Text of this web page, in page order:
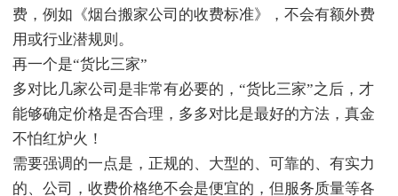
费，例如《烟台搬家公司的收费标准》，不会有额外费
用或行业潜规则。
再一个是“货比三家”
多对比几家公司是非常有必要的，“货比三家”之后，才
能够确定价格是否合理，多多对比是最好的方法，真金
不怕红炉火！
需要强调的一点是，正规的、大型的、可靠的、有实力
的、公司，收费价格绝不会是便宜的，但服务质量等各